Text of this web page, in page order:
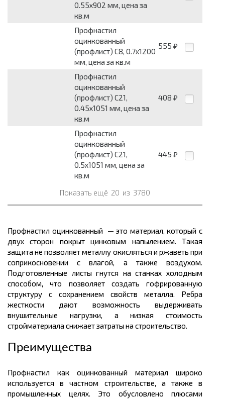
0.55х902 мм, цена за
кв.м
Профнастил
оцинкованный
(профлист) С8, 0.7х1200
мм, цена за кв.м
555 ₽
Профнастил
оцинкованный
(профлист) С21,
0.45х1051 мм, цена за
кв.м
408 ₽
Профнастил
оцинкованный
(профлист) С21,
0.5х1051 мм, цена за
кв.м
445 ₽
Показать ещё 20 из 3780
Профнастил оцинкованный — это материал, который с
двух сторон покрыт цинковым напылением. Такая
защита не позволяет металлу окисляться и ржаветь при
соприкосновении с влагой, а также воздухом.
Подготовленные листы гнутся на станках холодным
способом, что позволяет создать гофрированную
структуру с сохранением свойств металла. Ребра
жесткости дают возможность выдерживать
внушительные нагрузки, а низкая стоимость
стройматериала снижает затраты на строительство.
Преимущества
Профнастил как оцинкованный материал широко
используется в частном строительстве, а также в
промышленных целях. Это обусловлено плюсами